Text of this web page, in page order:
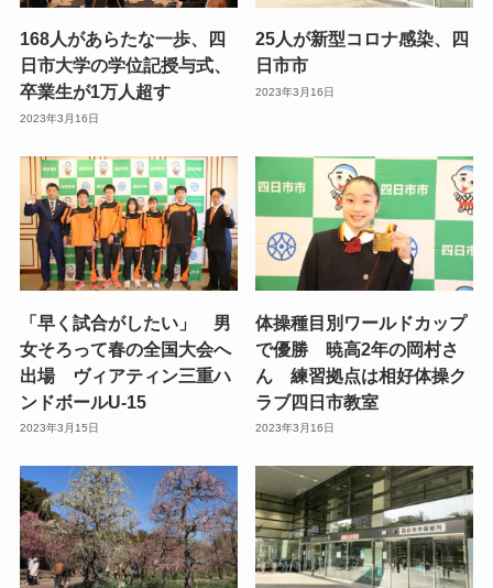
168人があらたな一歩、四
日市大学の学位記授与式、
卒業生が1万人超す
2023年3月16日
25人が新型コロナ感染、四
日市市
2023年3月16日
「早く試合がしたい」 男
女そろって春の全国大会へ
出場 ヴィアティン三重ハ
ンドボールU-15
2023年3月15日
体操種目別ワールドカップ
で優勝 暁高2年の岡村さ
ん 練習拠点は相好体操ク
ラブ四日市教室
2023年3月16日